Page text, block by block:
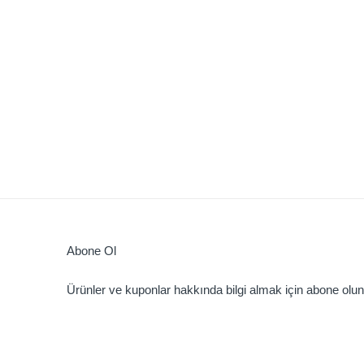
Abone Ol
Ürünler ve kuponlar hakkında bilgi almak için abone